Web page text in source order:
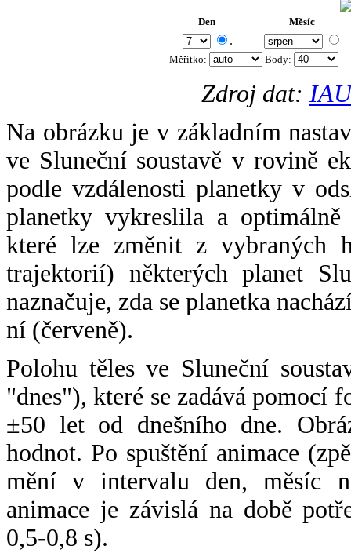
Den Měsíc
.
Měřítko: Body:
Zdroj dat:
Na obrázku je v základním
ve Sluneční soustavě v rovině
podle vzdálenosti planetky v
planetky vykreslila a
které lze změnit z vybraných
trajektorií) některých planet
naznačuje, zda se planetka
ní (červeně).
Polohu těles ve Sluneční
"dnes"), které se zadává pomocí
±50 let od dnešního dne.
hodnot. Po spuštění animace
mění v intervalu den, měsíc
animace je závislá na době
0,5-0,8 s).